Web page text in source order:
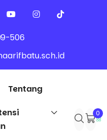
506
Tentang
0